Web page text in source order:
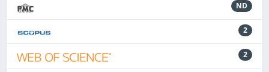
ND
2
2